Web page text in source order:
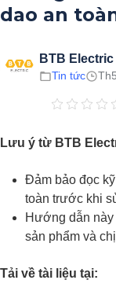
dao an
BTB Electric
Tin tức
Lưu ý từ BTB
Đảm bảo đọc
toàn trước khi
Hướng dẫn
sản phẩm và
Tải về tài liệu tại: